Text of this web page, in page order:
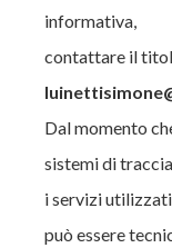
informativa,
contattare il
Dal momento
sistemi di
i servizi
può essere